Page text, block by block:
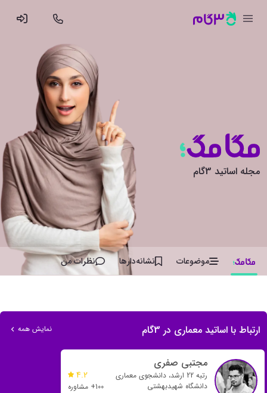
مجله اساتید 3گام
موضوعات نشانه‌دار‌ها نظرات من
ارتباط با اساتید معماری در 3گام نمایش همه
مجتبی صفری
رتبه 22 ارشد، دانشجوی معماری
دانشگاه شهیدبهشتی
4.2
100+ مشاوره